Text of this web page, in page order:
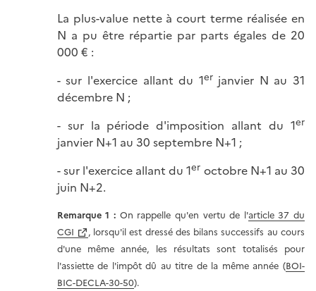
La plus-value nette à court terme réalisée en
N a pu être répartie par parts égales de 20
000 € :
- sur l'exercice allant du 1er janvier N au 31
décembre N ;
- sur la période d'imposition allant du 1er
janvier N+1 au 30 septembre N+1 ;
- sur l'exercice allant du 1er octobre N+1 au 30
juin N+2.
Remarque 1 : On rappelle qu'en vertu de l'article 37 du
CGI
, lorsqu'il est dressé des bilans successifs au cours
d'une même année, les résultats sont totalisés pour
l'assiette de l'impôt dû au titre de la même année (BOI-
BIC-DECLA-30-50).